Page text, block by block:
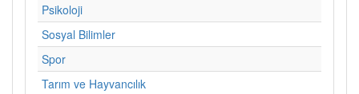
Psikoloji
Sosyal Bilimler
Spor
Tarım ve Hayvancılık